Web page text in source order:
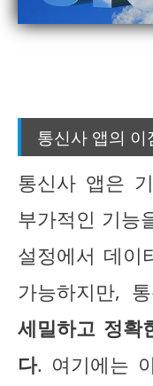
통신사 앱의 이
통신사 앱은
부가적인 기능
설정에서 데이
가능하지만,
세밀하고 정확
다. 여기에는